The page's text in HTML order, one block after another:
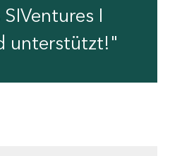
I
unterstützt!"